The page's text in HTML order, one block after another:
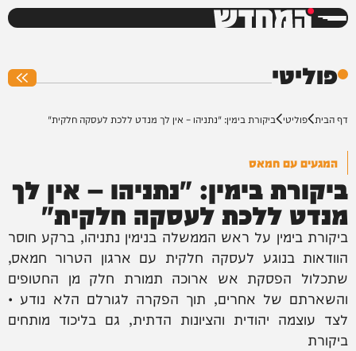
המחדש
פוליטי
דף הבית פוליטי ביקורת בימין: "נתניהו – אין לך מנדט ללכת לעסקה חלקית"
המגעים עם חמאס
ביקורת בימין: "נתניהו – אין לך
מנדט ללכת לעסקה חלקית"
ביקורת בימין על ראש הממשלה בנימין נתניהו, ברקע חוסר
הוודאות בנוגע לעסקה חלקית עם ארגון הטרור חמאס,
שתכלול הפסקת אש ארוכה תמורת חלק מן החטופים
והשארתם של אחרים, תוך הפקרה לגורלם הלא נודע •
לצד עוצמה יהודית והציונות הדתית, גם בליכוד מותחים
ביקורת